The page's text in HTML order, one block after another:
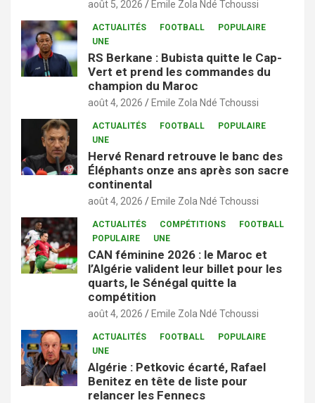
août 5, 2026 Emile Zola Ndé Tchoussi
ACTUALITÉS FOOTBALL
POPULAIRE
UNE
RS Berkane : Bubista quitte le Cap-
Vert et prend les commandes du
champion du Maroc
août 4, 2026 Emile Zola Ndé Tchoussi
ACTUALITÉS FOOTBALL
POPULAIRE
UNE
Hervé Renard retrouve le banc des
Éléphants onze ans après son sacre
continental
août 4, 2026 Emile Zola Ndé Tchoussi
ACTUALITÉS COMPÉTITIONS
FOOTBALL
POPULAIRE
UNE
CAN féminine 2026 : le Maroc et
l’Algérie valident leur billet pour les
quarts, le Sénégal quitte la
compétition
août 4, 2026 Emile Zola Ndé Tchoussi
ACTUALITÉS FOOTBALL
POPULAIRE
UNE
Algérie : Petkovic écarté, Rafael
Benitez en tête de liste pour
relancer les Fennecs